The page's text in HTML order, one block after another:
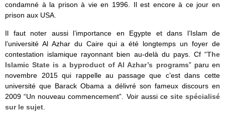
condamné à la prison à vie en 1996. Il est encore à ce jour en
prison aux USA.
Il faut noter aussi l’importance en Egypte et dans l’Islam de
l’université Al Azhar du Caire qui a été longtemps un foyer de
contestation islamique rayonnant bien au-delà du pays. Cf “The
Islamic State is a byproduct of Al Azhar’s programs” paru en
novembre 2015 qui rappelle au passage que c’est dans cette
université que Barack Obama a délivré son fameux discours en
2009 “Un nouveau commencement”. Voir aussi ce site spécialisé
sur le sujet